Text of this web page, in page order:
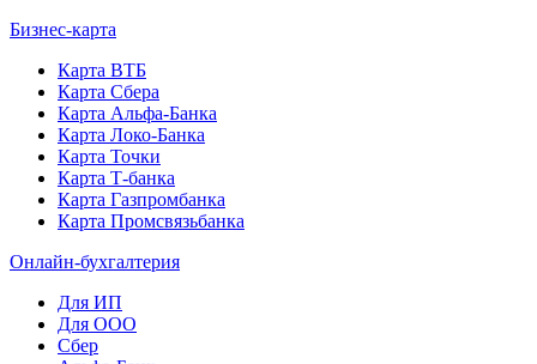
Бизнес-карта
Карта ВТБ
Карта Сбера
Карта Альфа-Банка
Карта Локо-Банка
Карта Точки
Карта Т-банка
Карта Газпромбанка
Карта Промсвязьбанка
Онлайн-бухгалтерия
Для ИП
Для ООО
Сбер